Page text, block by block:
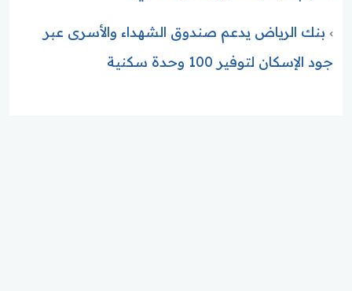
بنك الرياض يدعم صندوق الشهداء والأسرى عبر
جود الإسكان لتوفير 100 وحدة سكنية